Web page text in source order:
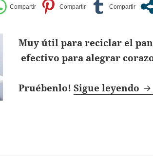
Muy útil para reciclar el
efectivo para alegrar
Pruébenlo!Sigue leyendo